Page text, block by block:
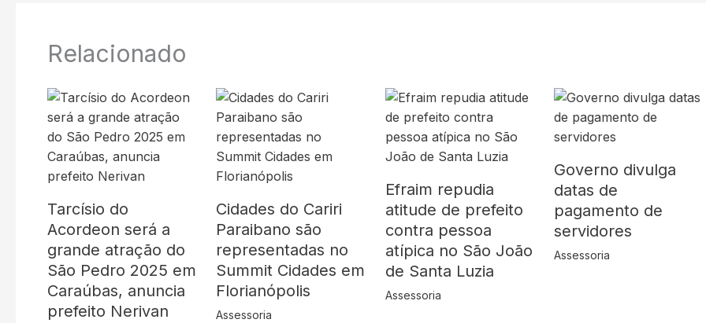
Relacionado
Tarcísio do
Acordeon será a
grande atração do
São Pedro 2025 em
Caraúbas, anuncia
prefeito Nerivan
Cidades do Cariri
Paraibano são
representadas no
Summit Cidades em
Florianópolis
Assessoria
Efraim repudia
atitude de prefeito
contra pessoa
atípica no São João
de Santa Luzia
Assessoria
Governo divulga
datas de
pagamento de
servidores
Assessoria